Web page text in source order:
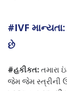
#IVF
છે
#હકીકત:તમારા
જેમ જેમ સ્ત્રીની